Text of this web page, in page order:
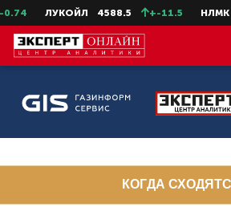
ЛУКОЙЛ 4588.5 +-11.5 НЛМК ао
КОГДА